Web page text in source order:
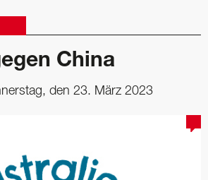
China
den 23. März 2023